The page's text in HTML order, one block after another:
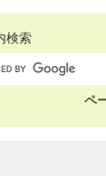
検索
ペ